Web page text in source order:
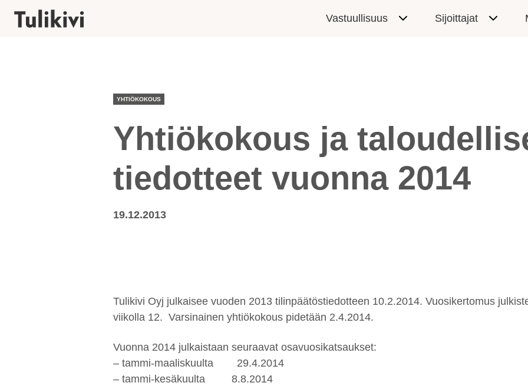
Vastuullisuus Sijoittajat
YHTIÖKOKOUS
Yhtiökokous ja
tiedotteet vuonna 2014
19.12.2013
Tulikivi Oyj julkaisee vuoden 2013 tilinpäätöstiedotteen 10.2.2014. Vuosikertomus
viikolla 12. Varsinainen yhtiökokous pidetään 2.4.2014.
Vuonna 2014 julkaistaan seuraavat osavuosikatsaukset:
– tammi-maaliskuulta 29.4.2014
– tammi-kesäkuulta 8.8.2014